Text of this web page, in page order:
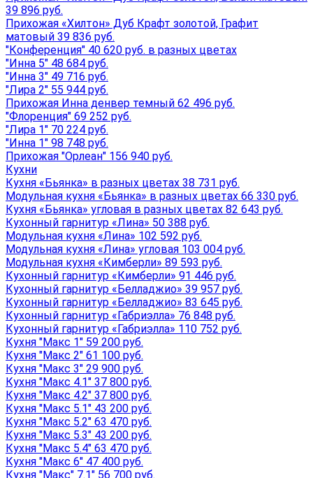
39 896 руб.
Прихожая «Хилтон» Дуб Крафт золотой, Графит
матовый 39 836 руб.
"Конференция" 40 620 руб. в разных цветах
"Инна 5" 48 684 руб.
"Инна 3" 49 716 руб.
"Лира 2" 55 944 руб.
Прихожая Инна денвер темный 62 496 руб.
"Флоренция" 69 252 руб.
"Лира 1" 70 224 руб.
"Инна 1" 98 748 руб.
Прихожая "Орлеан" 156 940 руб.
Кухни
Кухня «Бьянка» в разных цветах 38 731 руб.
Модульная кухня «Бьянка» в разных цветах 66 330 руб.
Кухня «Бьянка» угловая в разных цветах 82 643 руб.
Кухонный гарнитур «Лина» 50 388 руб.
Модульная кухня «Лина» 102 592 руб.
Модульная кухня «Лина» угловая 103 004 руб.
Модульная кухня «Кимберли» 89 593 руб.
Кухонный гарнитур «Кимберли» 91 446 руб.
Кухонный гарнитур «Белладжио» 39 957 руб.
Кухонный гарнитур «Белладжио» 83 645 руб.
Кухонный гарнитур «Габриэлла» 76 848 руб.
Кухонный гарнитур «Габриэлла» 110 752 руб.
Кухня "Макс 1" 59 200 руб.
Кухня "Макс 2" 61 100 руб.
Кухня "Макс 3" 29 900 руб.
Кухня "Макс 4.1" 37 800 руб.
Кухня "Макс 4.2" 37 800 руб.
Кухня "Макс 5.1" 43 200 руб.
Кухня "Макс 5.2" 63 470 руб.
Кухня "Макс 5.3" 43 200 руб.
Кухня "Макс 5.4" 63 470 руб.
Кухня "Макс 6" 47 400 руб.
Кухня "Макс" 7.1" 56 700 руб.